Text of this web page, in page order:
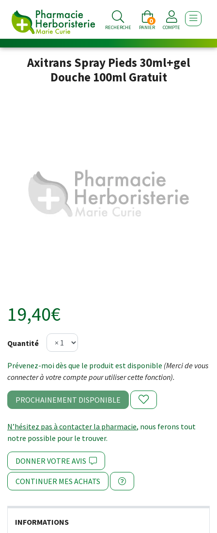
RECHERCHE PANIER
0
COMPTE
Axitrans Spray Pieds 30ml+gel
Douche 100ml Gratuit
19,40€
Quantité
Prévenez-moi dès que le produit est disponible (Merci de vous
connecter à votre compte pour utiliser cette fonction).
PROCHAINEMENT DISPONIBLE
N’hésitez pas à contacter la pharmacie, nous ferons tout
notre possible pour le trouver.
DONNER VOTRE AVIS
CONTINUER MES ACHATS
INFORMATIONS